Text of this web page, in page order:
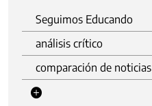
Seguimos Educando
análisis crítico
comparación de noticias